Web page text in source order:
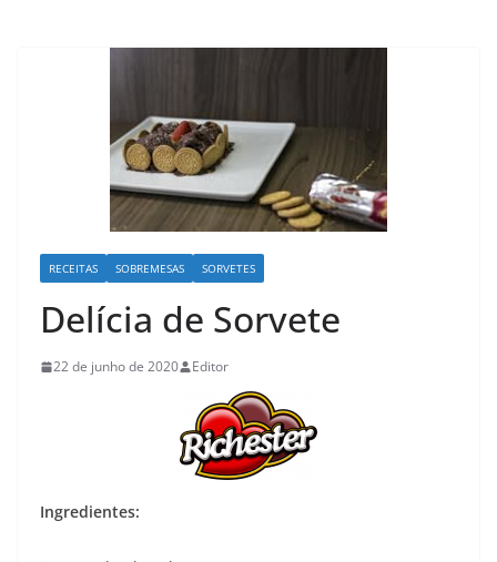
RECEITAS SOBREMESAS SORVETES
Delícia de Sorvete
22 de junho de 2020 Editor
Ingredientes: